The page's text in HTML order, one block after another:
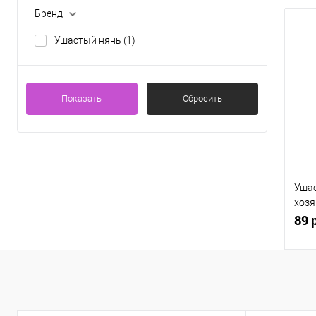
Бренд
Ушастый нянь (1)
Показать Сбросить
89